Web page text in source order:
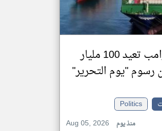
إدارة ترامب تعيد 100 مليار
رسوم "يوم التحرير"
Politics
Aug 05, 2026
منذ يوم